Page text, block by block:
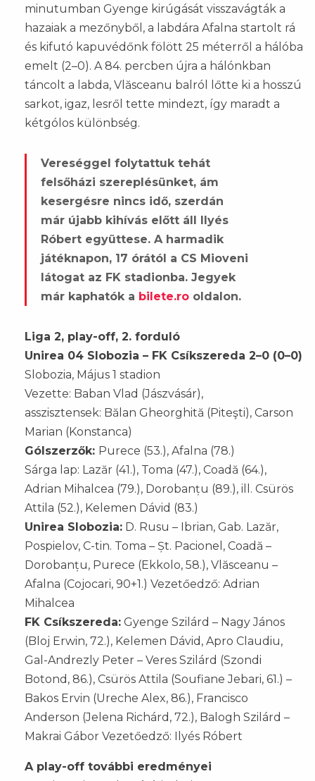
minutumban Gyenge kirúgását visszavágták a
hazaiak a mezőnyből, a labdára Afalna startolt rá
és kifutó kapuvédőnk fölött 25 méterről a hálóba
emelt (2–0). A 84. percben újra a hálónkban
táncolt a labda, Vlăsceanu balról lőtte ki a hosszú
sarkot, igaz, lesről tette mindezt, így maradt a
kétgólos különbség.
Vereséggel folytattuk tehát
felsőházi szereplésünket, ám
kesergésre nincs idő, szerdán
már újabb kihívás előtt áll Ilyés
Róbert együttese. A harmadik
játéknapon, 17 órától a CS Mioveni
látogat az FK stadionba. Jegyek
már kaphatók a bilete.ro oldalon.
Liga 2, play-off, 2. forduló
Unirea 04 Slobozia – FK Csíkszereda 2–0 (0–0)
Slobozia, Május 1 stadion
Vezette: Baban Vlad (Jászvásár),
asszisztensek: Bălan Gheorghită (Piteşti), Carson
Marian (Konstanca)
Gólszerzők: Purece (53.), Afalna (78.)
Sárga lap: Lazăr (41.), Toma (47.), Coadă (64.),
Adrian Mihalcea (79.), Dorobanțu (89.), ill. Csürös
Attila (52.), Kelemen Dávid (83.)
Unirea Slobozia: D. Rusu – Ibrian, Gab. Lazăr,
Pospielov, C-tin. Toma – Șt. Pacionel, Coadă –
Dorobanțu, Purece (Ekkolo, 58.), Vlăsceanu –
Afalna (Cojocari, 90+1.) Vezetőedző: Adrian
Mihalcea
FK Csíkszereda: Gyenge Szilárd – Nagy János
(Bloj Erwin, 72.), Kelemen Dávid, Apro Claudiu,
Gal-Andrezly Peter – Veres Szilárd (Szondi
Botond, 86.), Csürös Attila (Soufiane Jebari, 61.) –
Bakos Ervin (Ureche Alex, 86.), Francisco
Anderson (Jelena Richárd, 72.), Balogh Szilárd –
Makrai Gábor Vezetőedző: Ilyés Róbert
A play-off további eredményei